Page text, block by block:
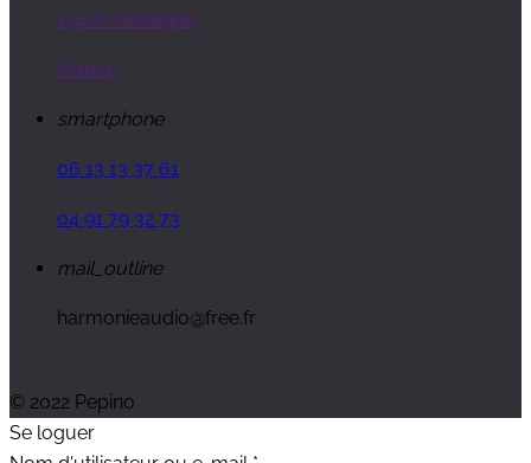
13400 Aubagne
France
smartphone
06 13 13 37 61
04 91 79 32 73
mail_outline
harmonieaudio@free.fr
© 2022 Pepino
Se loguer